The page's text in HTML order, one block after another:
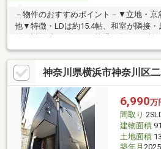
－物件のおすすめポイント－▼立地・京
他▼特徴・LDは約15.4帖、和室が隣接・
イレを設置・南向きバルコニー付・駐
途私道約19平米有(共有持分1／11)※本
道路に接道していないため、原則として
は不可。建築基準法43条2項1号の認定
増築・改築が可能。■ ご希望の住まい探
━━━━━・・・物件の詳細・ご相談は
ださい。
神奈川県横浜市神奈川区
6,990万
間取り
建物面積
土地面積
築年月